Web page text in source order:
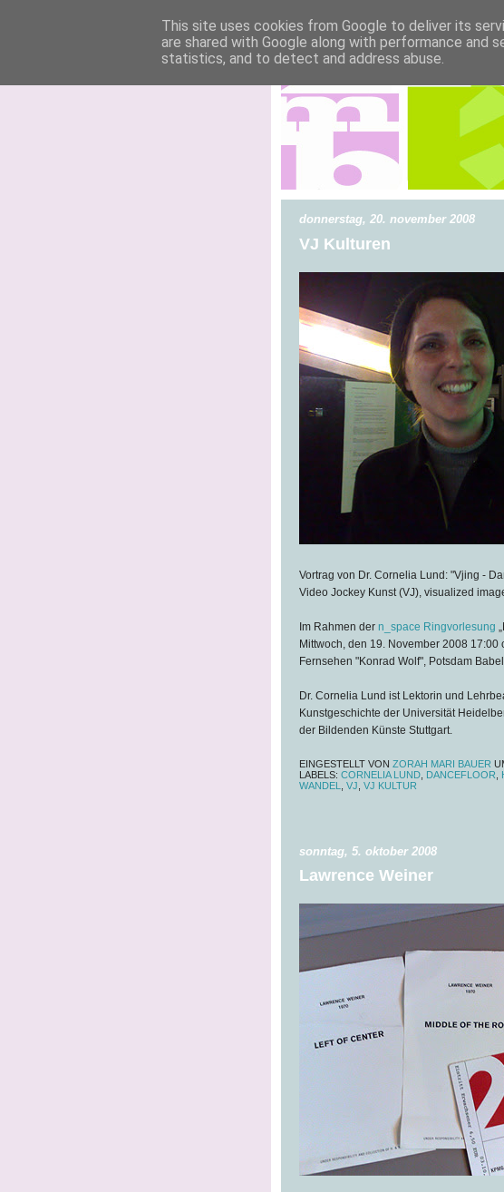
donnerstag, 20. november 2008
VJ Kulturen
Vortrag von Dr. Cornelia Lund: "Vjing -
Video Jockey Kunst (VJ), visualized
Im Rahmen der n_space Ringvorlesung
Mittwoch, den 19. November 2008 17:00
Fernsehen "Konrad Wolf", Potsdam
Dr. Cornelia Lund ist Lektorin und
Kunstgeschichte der Universität
der Bildenden Künste Stuttgart.
EINGESTELLT VON ZORAH MARI BAUER
LABELS: CORNELIA LUND, DANCEFLOOR
WANDEL
VJ VJ KULTUR
sonntag, 5. oktober 2008
Lawrence Weiner
This site uses cookies from Google to deliver its
are shared with Google along with performance and
statistics, and to detect and address abuse.